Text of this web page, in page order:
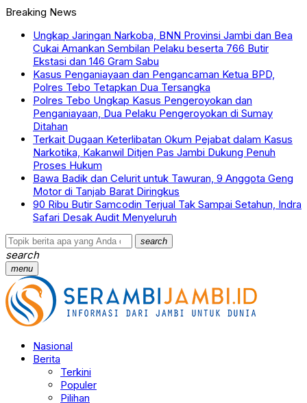
Breaking News
Ungkap Jaringan Narkoba, BNN Provinsi Jambi dan Bea
Cukai Amankan Sembilan Pelaku beserta 766 Butir
Ekstasi dan 146 Gram Sabu
Kasus Penganiayaan dan Pengancaman Ketua BPD,
Polres Tebo Tetapkan Dua Tersangka
Polres Tebo Ungkap Kasus Pengeroyokan dan
Penganiayaan, Dua Pelaku Pengeroyokan di Sumay
Ditahan
Terkait Dugaan Keterlibatan Okum Pejabat dalam Kasus
Narkotika, Kakanwil Ditjen Pas Jambi Dukung Penuh
Proses Hukum
Bawa Badik dan Celurit untuk Tawuran, 9 Anggota Geng
Motor di Tanjab Barat Diringkus
90 Ribu Butir Samcodin Terjual Tak Sampai Setahun, Indra
Safari Desak Audit Menyeluruh
search
search
menu
Nasional
Berita
Terkini
Populer
Pilihan